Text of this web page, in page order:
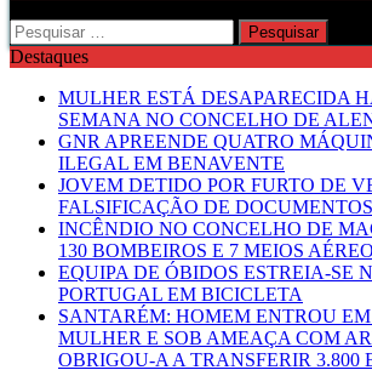
Pesquisar
por:
Destaques
MULHER ESTÁ DESAPARECIDA
SEMANA NO CONCELHO DE
GNR APREENDE QUATRO
ILEGAL EM BENAVENTE
JOVEM DETIDO POR FURTO DE
FALSIFICAÇÃO DE DOCUMENTOS
INCÊNDIO NO CONCELHO DE
130 BOMBEIROS E 7 MEIOS
EQUIPA DE ÓBIDOS ESTREIA-SE
PORTUGAL EM BICICLETA
SANTARÉM: HOMEM ENTROU
MULHER E SOB AMEAÇA COM
OBRIGOU-A A TRANSFERIR 3.800